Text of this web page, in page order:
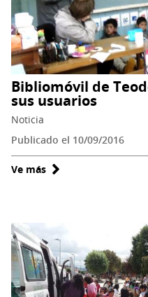
Bibliomóvil de
sus usuarios
Noticia
Publicado el 10/09/2016
Ve más sobre
Schmidt
y
sus
usuarios